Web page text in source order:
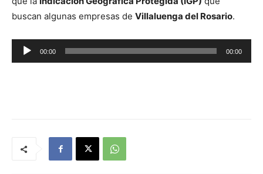
buscan algunas empresas de Villaluenga del Rosario.
e
00:00 00:00